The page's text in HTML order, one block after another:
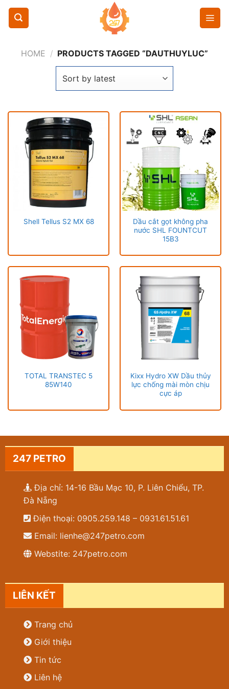
Chuyển
nội
HOME / PRODUCTS TAGGED “DAUTHUYLUC”
Shell Tellus S2 MX 68
Dầu cắt gọt không pha
nước SHL FOUNTCUT
15B3
TOTAL TRANSTEC 5
85W140
Kixx Hydro XW Dầu thủy
lực chống mài mòn chịu
cực áp
247 PETRO
Địa chỉ: 14-16 Bầu Mạc 10, P. Liên Chiểu, TP.
Đà Nẵng
Điện thoại: 0905.259.148 – 0931.61.51.61
Email: lienhe@247petro.com
Webstite: 247petro.com
LIÊN KẾT
Trang chủ
Giới thiệu
Tin tức
Liên hệ